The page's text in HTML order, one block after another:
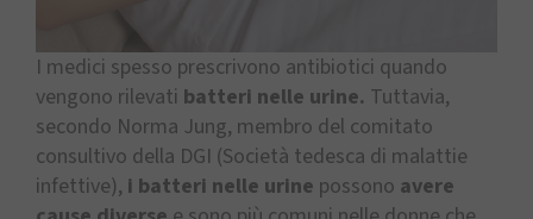
I medici spesso prescrivono antibiotici quando
vengono rilevati batteri nelle urine. Tuttavia,
secondo Norma Jung, membro del comitato
consultivo della DGI (Società tedesca di malattie
infettive), i batteri nelle urine possono avere